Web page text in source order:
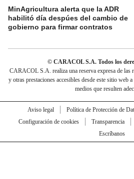
MinAgricultura alerta que la ADR
habilitó día despúes del cambio de
gobierno para firmar contratos
© CARACOL S.A. Todos los
CARACOL S.A. realiza una reserva expresa de las
y otras prestaciones accesibles desde este sitio web
medios que resulten
Aviso legal Política de Protección de
Configuración de cookies
Transparencia
Escríbanos